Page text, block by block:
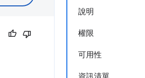
說明
權限
可用性